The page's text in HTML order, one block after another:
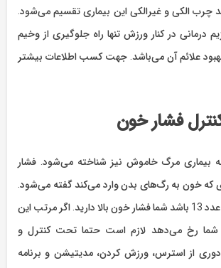
چرب الکی و غیرالکی این بیماری تقسیم می‌شود.
درمانی در کنار ورزش تنها راه جلوگیری از وخیم
علائم آن می‌باشد. جهت کسب اطلاعات بیشتر
فشار خون
بیماری مرگ خاموش نیز شناخته می‌شود. فشار
که خون به رگ‌های بدن وارد می‌کند گفته می‌شود.
اگر فشار شما بالاتر از عدد 13 باشد شما فشار خون بالا دارید. اگر مرتب این
رخ می‌دهد لازم است حتما تحت کنترل و
از استرس، ورزش کردن، مدیتیشن و برنامه